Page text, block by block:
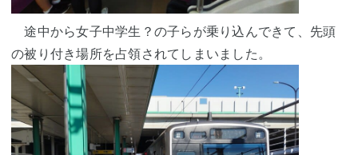
途中から女子中学生？の子らが乗り込んできて、先頭
の被り付き場所を占領されてしまいました。